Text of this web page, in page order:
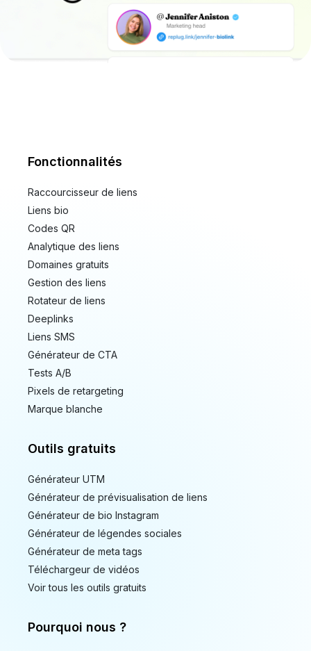
Fonctionnalités
Raccourcisseur de liens
Liens bio
Codes QR
Analytique des liens
Domaines gratuits
Gestion des liens
Rotateur de liens
Deeplinks
Liens SMS
Générateur de CTA
Tests A/B
Pixels de retargeting
Marque blanche
Outils gratuits
Générateur UTM
Générateur de prévisualisation de liens
Générateur de bio Instagram
Générateur de légendes sociales
Générateur de meta tags
Téléchargeur de vidéos
Voir tous les outils gratuits
Pourquoi nous ?